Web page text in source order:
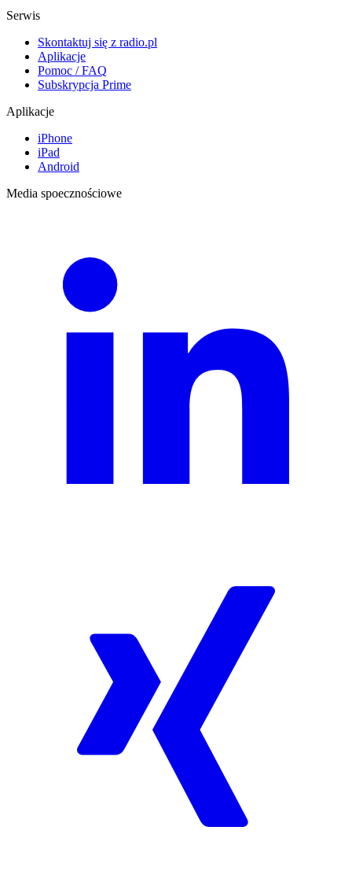
Serwis
Skontaktuj się z radio.pl
Aplikacje
Pomoc / FAQ
Subskrypcja Prime
Aplikacje
iPhone
iPad
Android
Media spoecznościowe